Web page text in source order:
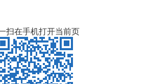
扫在手机打开当前页